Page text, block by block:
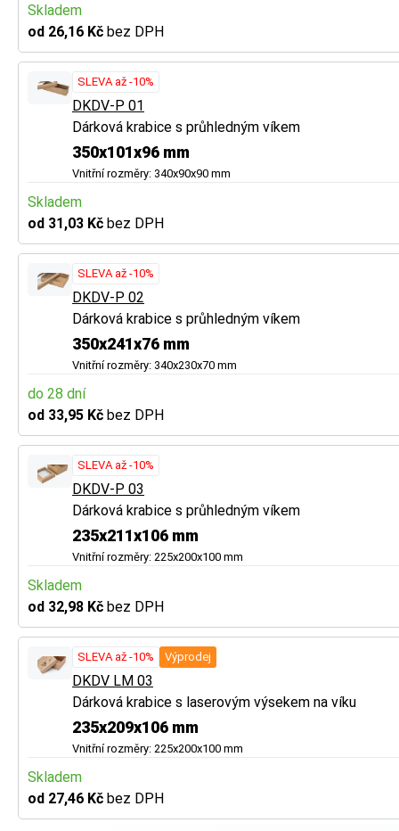
Skladem
od 26,16 Kč bez DPH
SLEVA až -10%
DKDV-P 01
Dárková krabice s průhledným víkem
350x101x96 mm
Vnitřní rozměry: 340x90x90 mm
Skladem
od 31,03 Kč bez DPH
SLEVA až -10%
DKDV-P 02
Dárková krabice s průhledným víkem
350x241x76 mm
Vnitřní rozměry: 340x230x70 mm
do 28 dní
od 33,95 Kč bez DPH
SLEVA až -10%
DKDV-P 03
Dárková krabice s průhledným víkem
235x211x106 mm
Vnitřní rozměry: 225x200x100 mm
Skladem
od 32,98 Kč bez DPH
SLEVA až -10% Výprodej
DKDV LM 03
Dárková krabice s laserovým výsekem na víku
235x209x106 mm
Vnitřní rozměry: 225x200x100 mm
Skladem
od 27,46 Kč bez DPH